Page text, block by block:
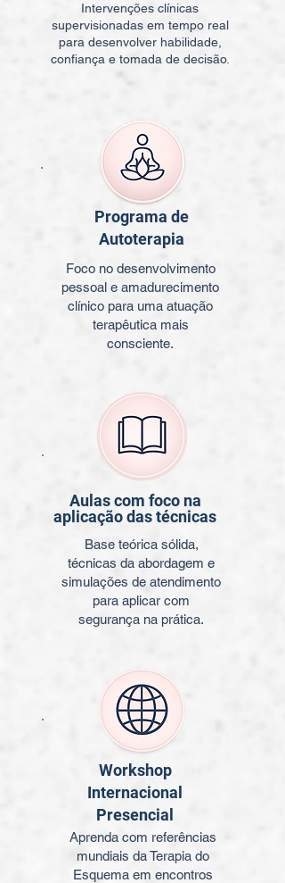
Intervenções clínicas
supervisionadas em tempo real
para desenvolver habilidade,
confiança e tomada de decisão.
Programa de
Autoterapia
Foco no desenvolvimento
pessoal e amadurecimento
clínico para uma atuação
terapêutica mais
consciente.
Aulas com foco na
aplicação das técnicas
Base teórica sólida,
técnicas da abordagem e
simulações de atendimento
para aplicar com
segurança na prática.
Workshop
Internacional
Presencial
Aprenda com referências
mundiais da Terapia do
Esquema em encontros